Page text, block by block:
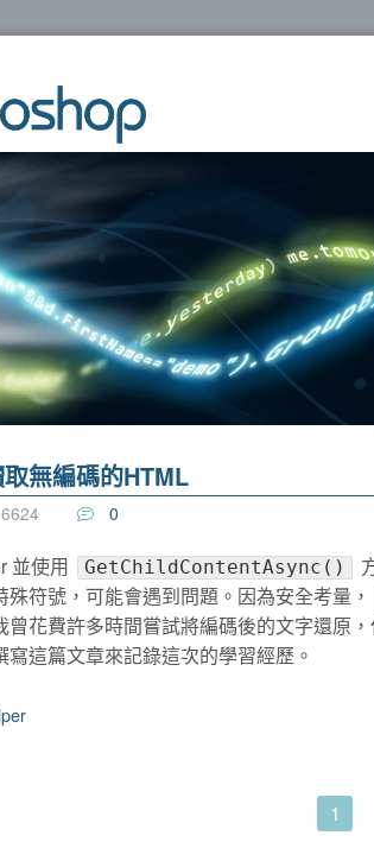
無編碼的HTML
6624 0
並使用 GetChildContentAsync()
符號，可能會遇到問題。因為安全考量，
曾花費許多時間嘗試將編碼後的文字還原
這篇文章來記錄這次的學習經歷。
1